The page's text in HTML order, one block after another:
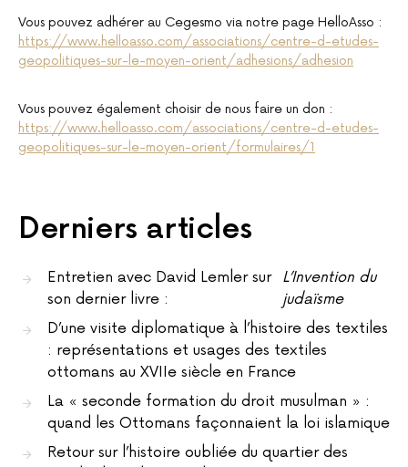
Vous pouvez adhérer au Cegesmo via notre page HelloAsso :
https://www.helloasso.com/associations/centre-d-etudes-
geopolitiques-sur-le-moyen-orient/adhesions/adhesion
Vous pouvez également choisir de nous faire un don :
https://www.helloasso.com/associations/centre-d-etudes-
geopolitiques-sur-le-moyen-orient/formulaires/1
Derniers articles
Entretien avec David Lemler sur
son dernier livre :
L’Invention du
judaïsme
D’une visite diplomatique à l’histoire des textiles
: représentations et usages des textiles
ottomans au XVIIe siècle en France
La « seconde formation du droit musulman » :
quand les Ottomans façonnaient la loi islamique
Retour sur l’histoire oubliée du quartier des